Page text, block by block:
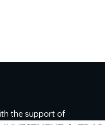
the support of